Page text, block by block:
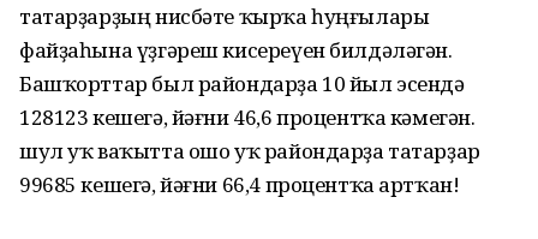
татарҙарҙың нисбәте ҡырҡа һуңғылары
файҙаһына үҙгәреш кисереүен билдәләгән.
Башҡорттар был райондарҙа 10 йыл эсендә
128123 кешегә, йәғни 46,6 процентҡа кәмегән. Ә
шул уҡ ваҡытта ошо уҡ райондарҙа татарҙар
99685 кешегә, йәғни 66,4 процентҡа артҡан!